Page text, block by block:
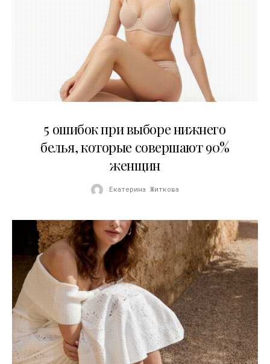
5 ошибок при выборе нижнего
белья, которые совершают 90%
женщин
Екатерина Житкова